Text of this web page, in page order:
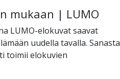
mukaan | LUMO
LUMO-elokuvat saavat
uudella tavalla. Sanasta
toimii elokuvien